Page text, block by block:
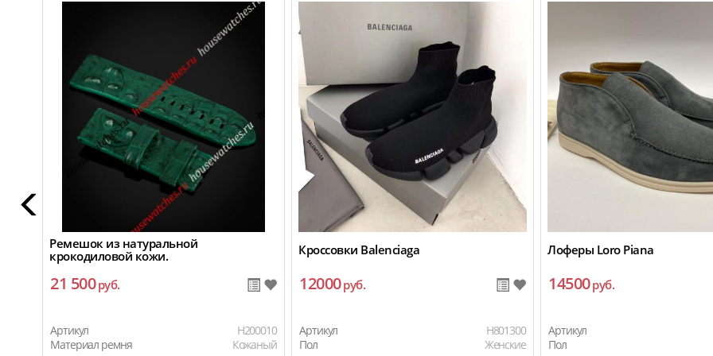
Ремешок из натуральной
крокодиловой кожи.
21 500руб.
Артикул
H200010
Материал ремня
Кожаный
Кроссовки Balenciaga
12000руб.
Артикул
H801300
Пол
Женские
Лоферы Loro Piana
14500руб.
Артикул
Пол